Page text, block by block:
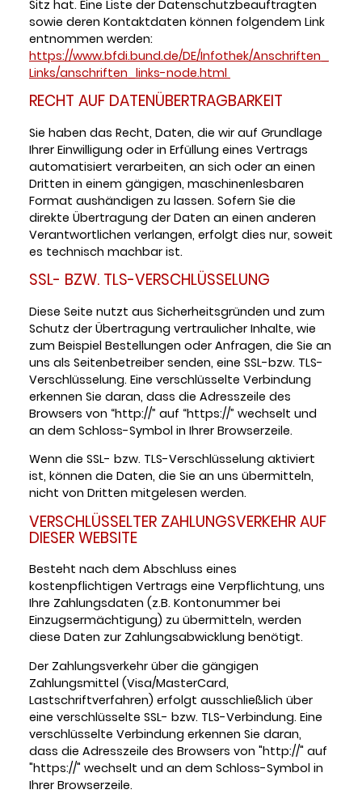
Sitz hat. Eine Liste der Datenschutzbeauftragten
sowie deren Kontaktdaten können folgendem Link
entnommen werden:
https://www.bfdi.bund.de/DE/Infothek/Anschriften_
Links/anschriften_links-node.html
RECHT AUF DATENÜBERTRAGBARKEIT
Sie haben das Recht, Daten, die wir auf Grundlage
Ihrer Einwilligung oder in Erfüllung eines Vertrags
automatisiert verarbeiten, an sich oder an einen
Dritten in einem gängigen, maschinenlesbaren
Format aushändigen zu lassen. Sofern Sie die
direkte Übertragung der Daten an einen anderen
Verantwortlichen verlangen, erfolgt dies nur, soweit
es technisch machbar ist.
SSL- BZW. TLS-VERSCHLÜSSELUNG
Diese Seite nutzt aus Sicherheitsgründen und zum
Schutz der Übertragung vertraulicher Inhalte, wie
zum Beispiel Bestellungen oder Anfragen, die Sie an
uns als Seitenbetreiber senden, eine SSL-bzw. TLS-
Verschlüsselung. Eine verschlüsselte Verbindung
erkennen Sie daran, dass die Adresszeile des
Browsers von “http://” auf “https://” wechselt und
an dem Schloss-Symbol in Ihrer Browserzeile.
Wenn die SSL- bzw. TLS-Verschlüsselung aktiviert
ist, können die Daten, die Sie an uns übermitteln,
nicht von Dritten mitgelesen werden.
VERSCHLÜSSELTER ZAHLUNGSVERKEHR AUF
DIESER WEBSITE
Besteht nach dem Abschluss eines
kostenpflichtigen Vertrags eine Verpflichtung, uns
Ihre Zahlungsdaten (z.B. Kontonummer bei
Einzugsermächtigung) zu übermitteln, werden
diese Daten zur Zahlungsabwicklung benötigt.
Der Zahlungsverkehr über die gängigen
Zahlungsmittel (Visa/MasterCard,
Lastschriftverfahren) erfolgt ausschließlich über
eine verschlüsselte SSL- bzw. TLS-Verbindung. Eine
verschlüsselte Verbindung erkennen Sie daran,
dass die Adresszeile des Browsers von "http://" auf
"https://" wechselt und an dem Schloss-Symbol in
Ihrer Browserzeile.